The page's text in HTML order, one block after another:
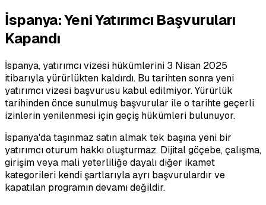
İspanya: Yeni Yatırımcı Başvuruları
Kapandı
İspanya, yatırımcı vizesi hükümlerini 3 Nisan 2025
itibarıyla yürürlükten kaldırdı. Bu tarihten sonra yeni
yatırımcı vizesi başvurusu kabul edilmiyor. Yürürlük
tarihinden önce sunulmuş başvurular ile o tarihte geçerli
izinlerin yenilenmesi için geçiş hükümleri bulunuyor.
İspanya'da taşınmaz satın almak tek başına yeni bir
yatırımcı oturum hakkı oluşturmaz. Dijital göçebe, çalışma,
girişim veya mali yeterliliğe dayalı diğer ikamet
kategorileri kendi şartlarıyla ayrı başvurulardır ve
kapatılan programın devamı değildir.